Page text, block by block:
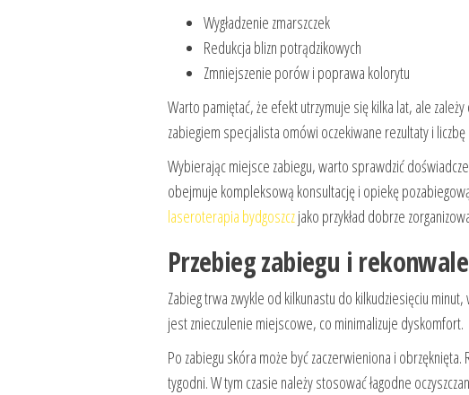
Wygładzenie zmarszczek
Redukcja blizn potrądzikowych
Zmniejszenie porów i poprawa kolorytu
Warto pamiętać, że efekt utrzymuje się kilka lat, ale
zabiegiem specjalista omówi oczekiwane rezultaty i
Wybierając miejsce zabiegu, warto sprawdzić
obejmuje kompleksową konsultację i opiekę
laseroterapia bydgoszczjako przykład dobrze
Przebieg zabiegu i
Zabieg trwa zwykle od kilkunastu do kilkudziesięciu
jest znieczulenie miejscowe, co minimalizuje dyskomfort.
Po zabiegu skóra może być zaczerwieniona i
tygodni. W tym czasie należy stosować łagodne